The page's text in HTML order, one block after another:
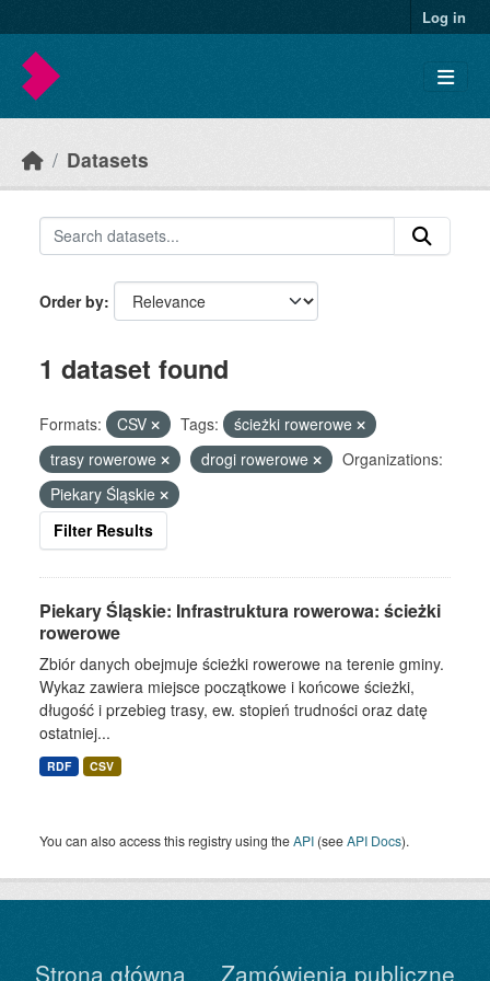
Log in
Datasets
Order by
1 dataset found
Formats: CSV Tags:
ścieżki rowerowe
trasy rowerowe
drogi rowerowe
Organizations:
Piekary Śląskie
Filter Results
Piekary Śląskie: Infrastruktura rowerowa: ścieżki
rowerowe
Zbiór danych obejmuje ścieżki rowerowe na terenie gminy.
Wykaz zawiera miejsce początkowe i końcowe ścieżki,
długość i przebieg trasy, ew. stopień trudności oraz datę
ostatniej...
RDF CSV
You can also access this registry using theAPI (seeAPI Docs).
Strona główna Zamówienia publiczne